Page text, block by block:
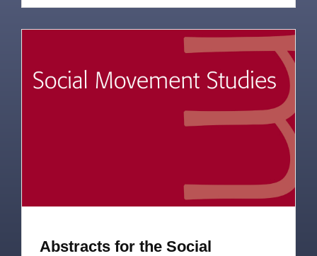
Abstracts for the Social